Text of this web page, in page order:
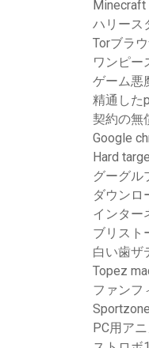
Minecraft
ハリース
Torブラ
ワンピー
ゲーム悪
精通した
契約の無
Google
Hard
グーグル
ダウンロ
インター
ブリスト
白い歯ザ
Topez
ファンフ
PC用ア